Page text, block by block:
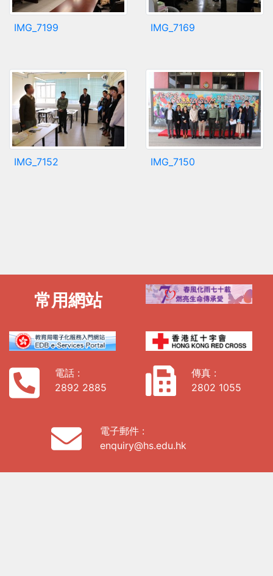
IMG_7199 IMG_7169
IMG_7152 IMG_7150
常用網站
電話 :
2892 2885
傳真 :
2802 1055
電子郵件 :
enquiry@hs.edu.hk